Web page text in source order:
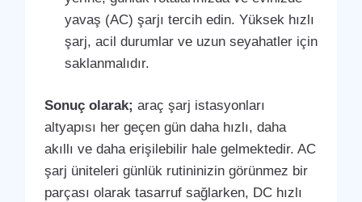
yavaş (AC) şarjı tercih edin. Yüksek hızlı
şarj, acil durumlar ve uzun seyahatler için
saklanmalıdır.
Sonuç olarak; araç şarj istasyonları
altyapısı her geçen gün daha hızlı, daha
akıllı ve daha erişilebilir hale gelmektedir. AC
şarj üniteleri günlük rutininizin görünmez bir
parçası olarak tasarruf sağlarken, DC hızlı